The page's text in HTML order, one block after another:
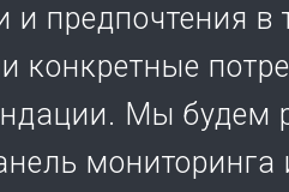
предпочтения в
конкретные
Мы будем
мониторинга